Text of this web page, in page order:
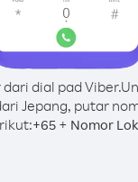
dial pad Viber.
Jepang, putar
+65+ Nomor